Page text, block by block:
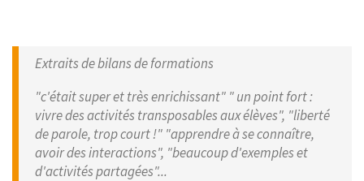
Extraits de bilans de formations
"c'était super et très enrichissant" " un point fort :
vivre des activités transposables aux élèves", "liberté
de parole, trop court !" "apprendre à se connaître,
avoir des interactions", "beaucoup d'exemples et
d'activités partagées"...